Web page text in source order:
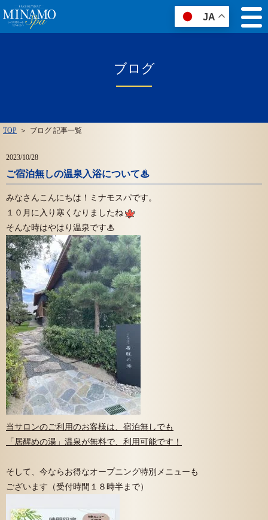
ブログ
TOP ＞ ブログ 記事一覧
2023/10/28
ご宿泊無しの温泉入浴について♨
みなさんこんにちは！ミナモスパです。
１０月に入り寒くなりましたね
そんな時はやはり温泉です♨
当サロンのご利用のお客様は、宿泊無しでも
「居醒めの湯」温泉が無料で、利用可能です！
そして、今ならお得なオープニング特別メニューも
ございます（受付時間１８時半まで）
JA